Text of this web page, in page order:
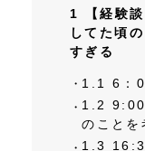
1
【経験
してた頃
すぎる
1.1 6：
1.2
のことを
1.3